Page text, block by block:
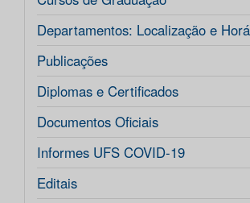
Departamentos: Localização e
Publicações
Diplomas e Certificados
Documentos Oficiais
Informes UFS COVID-19
Editais